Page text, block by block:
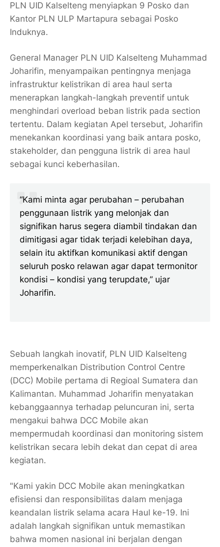
PLN UID Kalselteng menyiapkan 9 Posko dan
Kantor PLN ULP Martapura sebagai Posko
Induknya.
General Manager PLN UID Kalselteng Muhammad
Joharifin, menyampaikan pentingnya menjaga
infrastruktur kelistrikan di area haul serta
menerapkan langkah-langkah preventif untuk
menghindari overload beban listrik pada section
tertentu. Dalam kegiatan Apel tersebut, Joharifin
menekankan koordinasi yang baik antara posko,
stakeholder, dan pengguna listrik di area haul
sebagai kunci keberhasilan.
“Kami minta agar perubahan – perubahan
penggunaan listrik yang melonjak dan
signifikan harus segera diambil tindakan dan
dimitigasi agar tidak terjadi kelebihan daya,
selain itu aktifkan komunikasi aktif dengan
seluruh posko relawan agar dapat termonitor
kondisi – kondisi yang terupdate,” ujar
Joharifin.
Sebuah langkah inovatif, PLN UID Kalselteng
memperkenalkan Distribution Control Centre
(DCC) Mobile pertama di Regioal Sumatera dan
Kalimantan. Muhammad Joharifin menyatakan
kebanggaannya terhadap peluncuran ini, serta
mengakui bahwa DCC Mobile akan
mempermudah koordinasi dan monitoring sistem
kelistrikan secara lebih dekat dan cepat di area
kegiatan.
"Kami yakin DCC Mobile akan meningkatkan
efisiensi dan responsibilitas dalam menjaga
keandalan listrik selama acara Haul ke-19. Ini
adalah langkah signifikan untuk memastikan
bahwa momen nasional ini berjalan dengan